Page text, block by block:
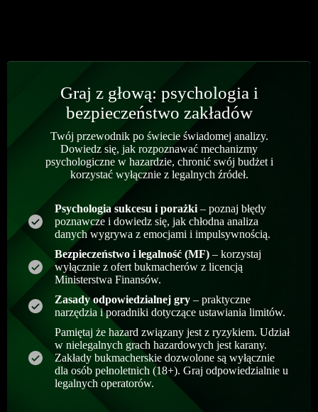
Graj z głową: psychologia i
bezpieczeństwo zakładów
Twój przewodnik po świecie świadomej analizy.
Dowiedz się, jak rozpoznawać mechanizmy
psychologiczne w hazardzie, chronić swój budżet i
korzystać wyłącznie z legalnych źródeł.
Psychologia sukcesu i porażki – poznaj błędy
poznawcze i dowiedz się, jak chłodna analiza
danych wygrywa z emocjami i impulsywnością.
Bezpieczeństwo i legalność (MF) – korzystaj
wyłącznie z ofert bukmacherów z licencją
Ministerstwa Finansów.
Zasady odpowiedzialnej gry – praktyczne
narzędzia i poradniki dotyczące ustawiania limitów.
Pamiętaj że hazard związany jest z ryzykiem. Udział
w nielegalnych grach hazardowych jest karany.
Zakłady bukmacherskie dozwolone są wyłącznie
dla osób pełnoletnich (18+). Graj odpowiedzialnie u
legalnych operatorów.